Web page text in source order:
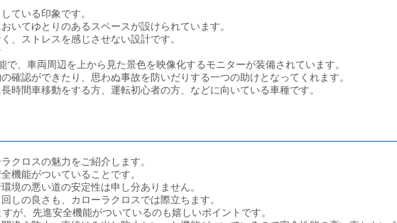
ている印象です。
いてゆとりのあるスペースが設けられています。
、ストレスを感じさせない設計です。
で、車両周辺を上から見た景色を映像化するモニターが装備されています。
確認ができたり、思わぬ事故を防いだりする一つの助けとなってくれます。
時間車移動をする方、運転初心者の方、などに向いている車種です。
クロスの魅力をご紹介します。
機能がついていることです。
境の悪い道の安定性は申し分ありません。
しの良さも、カローラクロスでは際立ちます。
が、先進安全機能がついているのも嬉しいポイントです。